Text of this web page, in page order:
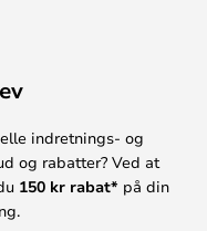
indretnings- og
og rabatter? Ved at
150 kr rabat* på din